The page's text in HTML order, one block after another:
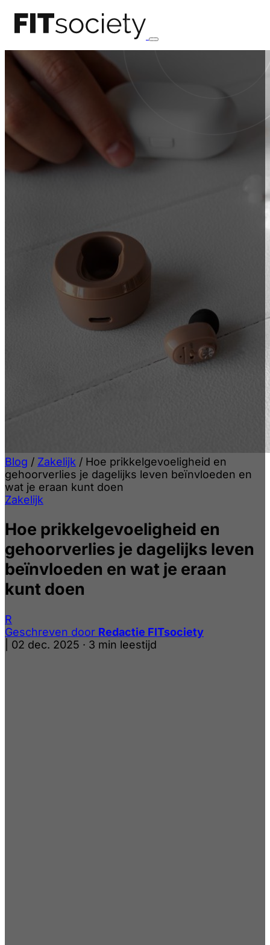
Blog / Zakelijk / Hoe prikkelgevoeligheid en
gehoorverlies je dagelijks leven beïnvloeden en
wat je eraan kunt doen
Zakelijk
Hoe prikkelgevoeligheid en
gehoorverlies je dagelijks leven
beïnvloeden en wat je eraan
kunt doen
R
Geschreven door Redactie FITsociety
02 dec. 2025 · 3 min leestijd